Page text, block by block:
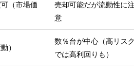
（市場価
売却可能だが流動性に注
意
）
数％台が中心（高リスク
では高利回りも）